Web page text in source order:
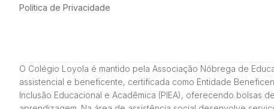
Política de Privacidade
O Colégio Loyola é mantido pela Associação Nóbrega de
assistencial e beneficente, certificada como Entidade
Inclusão Educacional e Acadêmica (PIEA), oferecendo bolsas